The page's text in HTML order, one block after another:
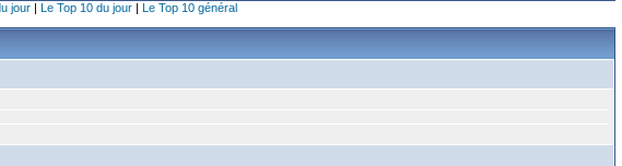
jour| Le Top 10 du jour| Le Top 10 général